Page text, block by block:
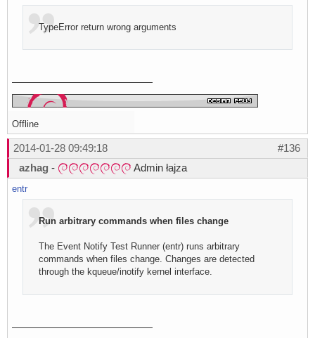
TypeError return wrong arguments
Offline
#136
2014-01-28 09:49:18
azhag - Admin łajza
entr
Run arbitrary commands when files change
The Event Notify Test Runner (entr) runs arbitrary
commands when files change. Changes are detected
through the kqueue/inotify kernel interface.